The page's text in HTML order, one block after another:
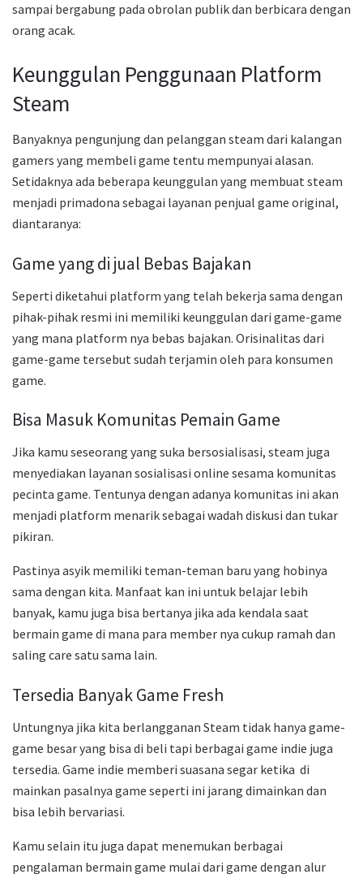
sampai bergabung pada obrolan publik dan berbicara dengan
orang acak.
Keunggulan Penggunaan Platform
Steam
Banyaknya pengunjung dan pelanggan steam dari kalangan
gamers yang membeli game tentu mempunyai alasan.
Setidaknya ada beberapa keunggulan yang membuat steam
menjadi primadona sebagai layanan penjual game original,
diantaranya:
Game yang di jual Bebas Bajakan
Seperti diketahui platform yang telah bekerja sama dengan
pihak-pihak resmi ini memiliki keunggulan dari game-game
yang mana platform nya bebas bajakan. Orisinalitas dari
game-game tersebut sudah terjamin oleh para konsumen
game.
Bisa Masuk Komunitas Pemain Game
Jika kamu seseorang yang suka bersosialisasi, steam juga
menyediakan layanan sosialisasi online sesama komunitas
pecinta game. Tentunya dengan adanya komunitas ini akan
menjadi platform menarik sebagai wadah diskusi dan tukar
pikiran.
Pastinya asyik memiliki teman-teman baru yang hobinya
sama dengan kita. Manfaat kan ini untuk belajar lebih
banyak, kamu juga bisa bertanya jika ada kendala saat
bermain game di mana para member nya cukup ramah dan
saling care satu sama lain.
Tersedia Banyak Game Fresh
Untungnya jika kita berlangganan Steam tidak hanya game-
game besar yang bisa di beli tapi berbagai game indie juga
tersedia. Game indie memberi suasana segar ketika di
mainkan pasalnya game seperti ini jarang dimainkan dan
bisa lebih bervariasi.
Kamu selain itu juga dapat menemukan berbagai
pengalaman bermain game mulai dari game dengan alur